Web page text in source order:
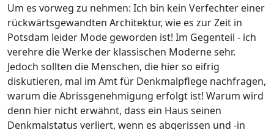
Um es vorweg zu nehmen: Ich bin kein Verfechter einer
rückwärtsgewandten Architektur, wie es zur Zeit in
Potsdam leider Mode geworden ist! Im Gegenteil - ich
verehre die Werke der klassischen Moderne sehr.
Jedoch sollten die Menschen, die hier so eifrig
diskutieren, mal im Amt für Denkmalpflege nachfragen,
warum die Abrissgenehmigung erfolgt ist! Warum wird
denn hier nicht erwähnt, dass ein Haus seinen
Denkmalstatus verliert, wenn es abgerissen und -in